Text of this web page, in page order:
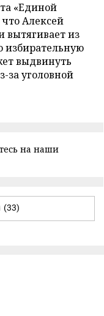
«Единой
Алексей
вытягивает из
избирательную
выдвинуть
за уголовной
на наши
(33)